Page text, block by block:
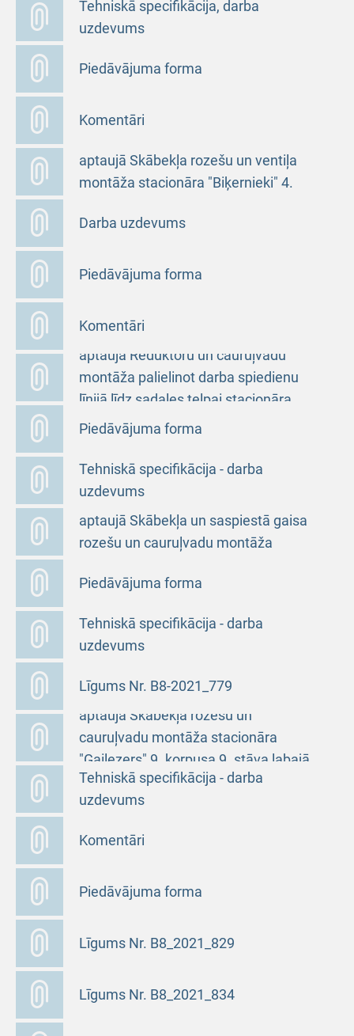
stāvā
Tehniskā specifikācija, darba
uzdevums
Piedāvājuma forma
Komentāri
aptaujā Skābekļa rozešu un ventiļa
montāža stacionāra "Biķernieki" 4.
Darba uzdevums
Piedāvājuma forma
Komentāri
Uzaicinājums piedalīties cenu
aptaujā Reduktoru un cauruļvadu
montāža palielinot darba spiedienu
līnijā līdz sadales telpai stacionāra
“Gaiļezers” 9. korpusā
Piedāvājuma forma
Tehniskā specifikācija - darba
uzdevums
Uzaicinājums piedalīties cenu
aptaujā Skābekļa un saspiestā gaisa
rozešu un cauruļvadu montāža
Piedāvājuma forma
Tehniskā specifikācija - darba
uzdevums
Līgums Nr. B8-2021_779
Uzaicinājums piedalīties cenu
aptaujā Skābekļa rozešu un
cauruļvadu montāža stacionāra
"Gaiļezers" 9. korpusa 9. stāva labajā
pusē
Tehniskā specifikācija - darba
uzdevums
Komentāri
Piedāvājuma forma
Līgums Nr. B8_2021_829
Līgums Nr. B8_2021_834